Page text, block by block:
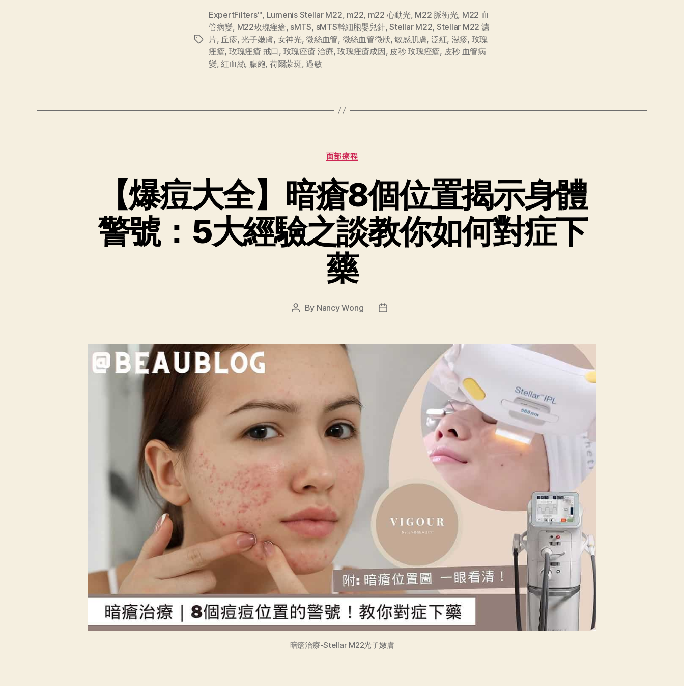
ExpertFilters™, Lumenis Stellar M22, m22, m22 心動光, M22 脈衝光, M22 血
管病變, M22玫瑰痤瘡, sMTS, sMTS幹細胞嬰兒針,Stellar M22, Stellar M22 濾
片, 丘疹,光子嫩膚, 女神光,微絲血管, 微絲血管徵狀,敏感肌膚, 泛紅, 濕疹, 玫瑰
痤瘡, 玫瑰痤瘡 戒口, 玫瑰痤瘡 治療,玫瑰痤瘡成因, 皮秒 玫瑰痤瘡, 皮秒 血管病
變,紅血絲, 膿皰, 荷爾蒙斑,過敏
面部療程
【爆痘大全】暗瘡8個位置揭示身體
警號：5大經驗之談教你如何對症下
藥
By Nancy Wong
暗瘡治療-Stellar M22光子嫩膚